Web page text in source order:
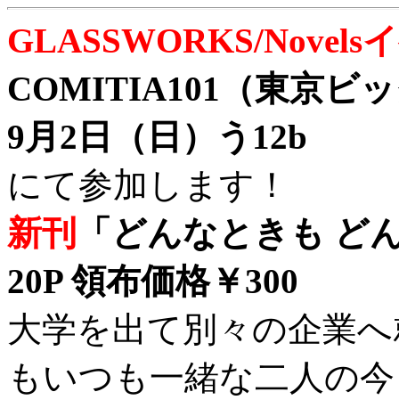
GLASSWORKS/Novels
COMITIA101（東京ビ
9月2日（日）う12b
にて参加します！
新刊
「どんなときも ど
20P 領布価格￥300
大学を出て別々の企業
もいつも一緒な二人の